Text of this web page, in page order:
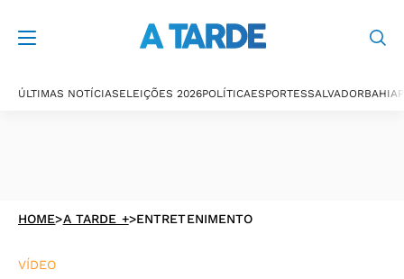
ÚLTIMAS NOTÍCIASELEIÇÕES 2026POLÍTICAESPORTESSALVADORBAHIA
HOME>A TARDE +>ENTRETENIMENTO
VÍDEO